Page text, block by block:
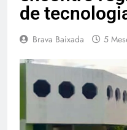
de
Brava Baixada 5